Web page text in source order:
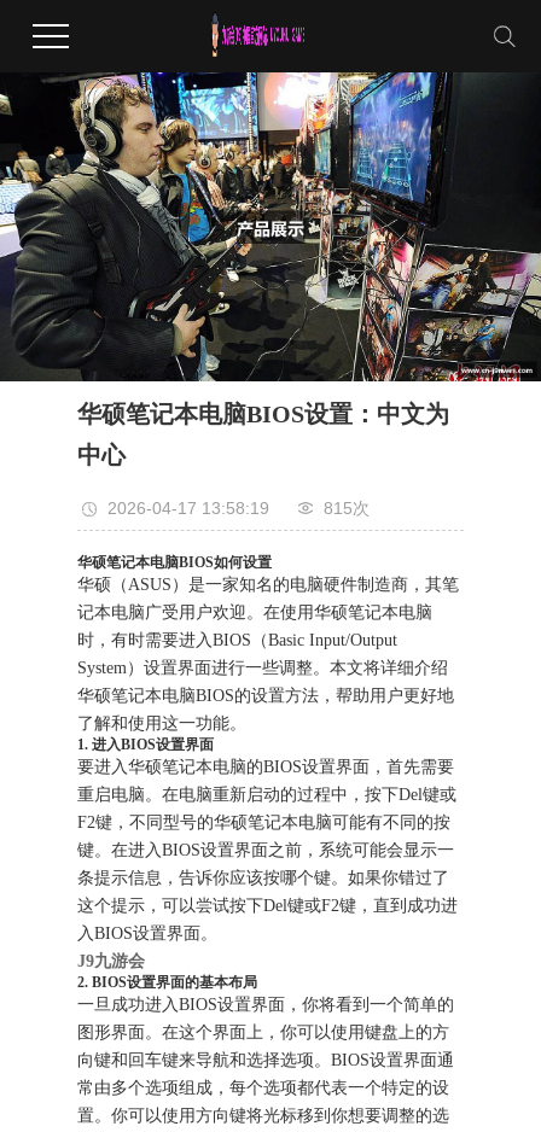
华硕笔记本电脑BIOS设置：中文为
中心
2026-04-17 13:58:19 815次
华硕笔记本电脑BIOS如何设置
华硕（ASUS）是一家知名的电脑硬件制造商，其笔
记本电脑广受用户欢迎。在使用华硕笔记本电脑
时，有时需要进入BIOS（Basic Input/Output
System）设置界面进行一些调整。本文将详细介绍
华硕笔记本电脑BIOS的设置方法，帮助用户更好地
了解和使用这一功能。
1. 进入BIOS设置界面
要进入华硕笔记本电脑的BIOS设置界面，首先需要
重启电脑。在电脑重新启动的过程中，按下Del键或
F2键，不同型号的华硕笔记本电脑可能有不同的按
键。在进入BIOS设置界面之前，系统可能会显示一
条提示信息，告诉你应该按哪个键。如果你错过了
这个提示，可以尝试按下Del键或F2键，直到成功进
入BIOS设置界面。
J9九游会
2. BIOS设置界面的基本布局
一旦成功进入BIOS设置界面，你将看到一个简单的
图形界面。在这个界面上，你可以使用键盘上的方
向键和回车键来导航和选择选项。BIOS设置界面通
常由多个选项组成，每个选项都代表一个特定的设
置。你可以使用方向键将光标移到你想要调整的选